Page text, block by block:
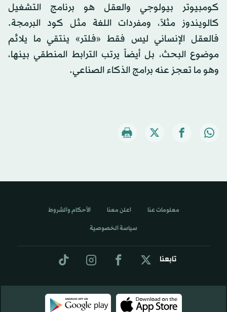
كومبيوتر بيولوجي والعقل هو برنامج التشغيل
كالويندوز مثلاً، ومفردات اللغة مثل كود البرمجة.
فالعقل الإنساني ليس فقط «فلتر» ينتقي ما يلائم
موضوع البحث، بل أيضاً يرتب الترابط المنطقي بينها،
وهو ما تعجز عنه برامج الذكاء الصناعي.
تابعنا
معلومات عنا اعلن معنا الأحكام والشروط
سياسة الخصوصية